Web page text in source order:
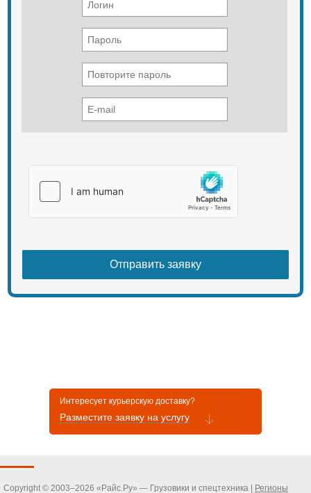
Интересует курьерскую доставку?
Разместите заявку на услугу
Copyright © 2003–2026 «Райс.Ру» — Грузовики и спецтехника | Регионы